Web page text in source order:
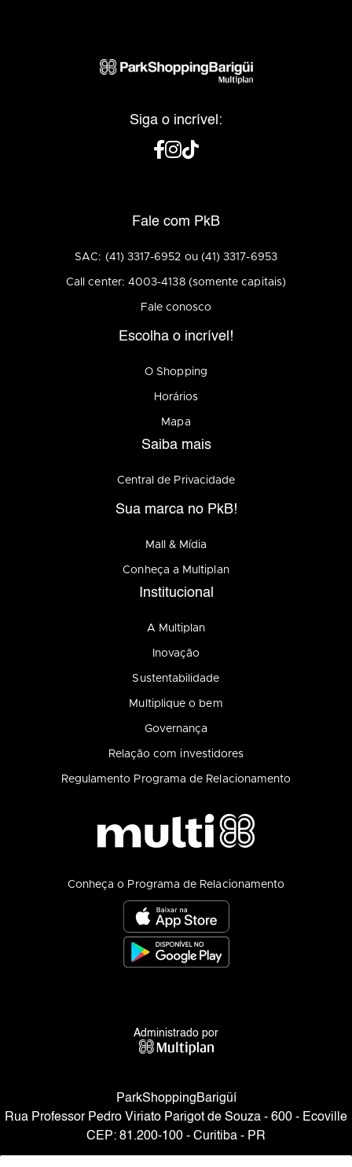
Siga o incrível:
Fale com PkB
SAC: (41) 3317-6952 ou (41) 3317-6953
Call center: 4003-4138 (somente capitais)
Fale conosco
Escolha o incrível!
O Shopping
Horários
Mapa
Saiba mais
Central de Privacidade
Sua marca no PkB!
Mall & Mídia
Conheça a Multiplan
Institucional
A Multiplan
Inovação
Sustentabilidade
Multiplique o bem
Governança
Relação com investidores
Regulamento Programa de Relacionamento
Conheça o Programa de Relacionamento
Administrado por
ParkShoppingBarigüí
Rua Professor Pedro Viriato Parigot de Souza - 600 - Ecoville
CEP: 81.200-100 - Curitiba - PR